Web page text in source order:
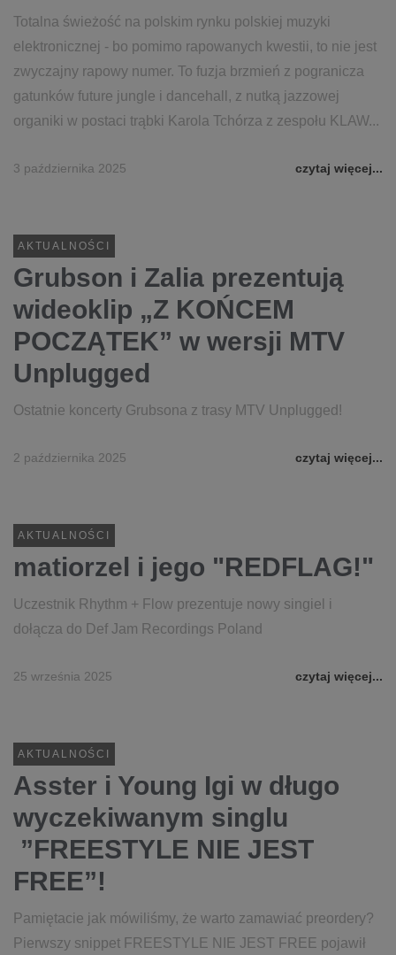
Totalna świeżość na polskim rynku polskiej muzyki
elektronicznej - bo pomimo rapowanych kwestii, to nie jest
zwyczajny rapowy numer. To fuzja brzmień z pogranicza
gatunków future jungle i dancehall, z nutką jazzowej
organiki w postaci trąbki Karola Tchórza z zespołu KLAW...
3 października 2025 czytaj więcej...
AKTUALNOŚCI
Grubson i Zalia prezentują
wideoklip „Z KOŃCEM
POCZĄTEK” w wersji MTV
Unplugged
Ostatnie koncerty Grubsona z trasy MTV Unplugged!
2 października 2025 czytaj więcej...
AKTUALNOŚCI
matiorzel i jego "REDFLAG!"
Uczestnik Rhythm + Flow prezentuje nowy singiel i
dołącza do Def Jam Recordings Poland
25 września 2025 czytaj więcej...
AKTUALNOŚCI
Asster i Young Igi w długo
wyczekiwanym singlu
”FREESTYLE NIE JEST
FREE”!
Pamiętacie jak mówiliśmy, że warto zamawiać preordery?
Pierwszy snippet FREESTYLE NIE JEST FREE pojawił